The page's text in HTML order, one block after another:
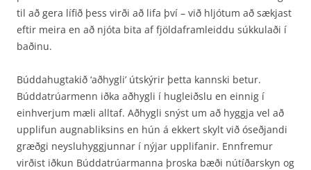
til að gera lífið þess virði að lifa því – við hljótum að sækjast
eftir meira en að njóta bita af fjöldaframleiddu súkkulaði í
baðinu.
Búddahugtakið ‘aðhygli’ útskýrir þetta kannski betur.
Búddatrúarmenn iðka aðhygli í hugleiðslu en einnig í
einhverjum mæli alltaf. Aðhygli snýst um að hyggja vel að
upplifun augnabliksins en hún á ekkert skylt við óseðjandi
græðgi neysluhyggjunnar í nýjar upplifanir. Ennfremur
virðist iðkun Búddatrúarmanna þroska bæði nútíðarskyn og